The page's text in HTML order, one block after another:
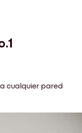
cualquier pared